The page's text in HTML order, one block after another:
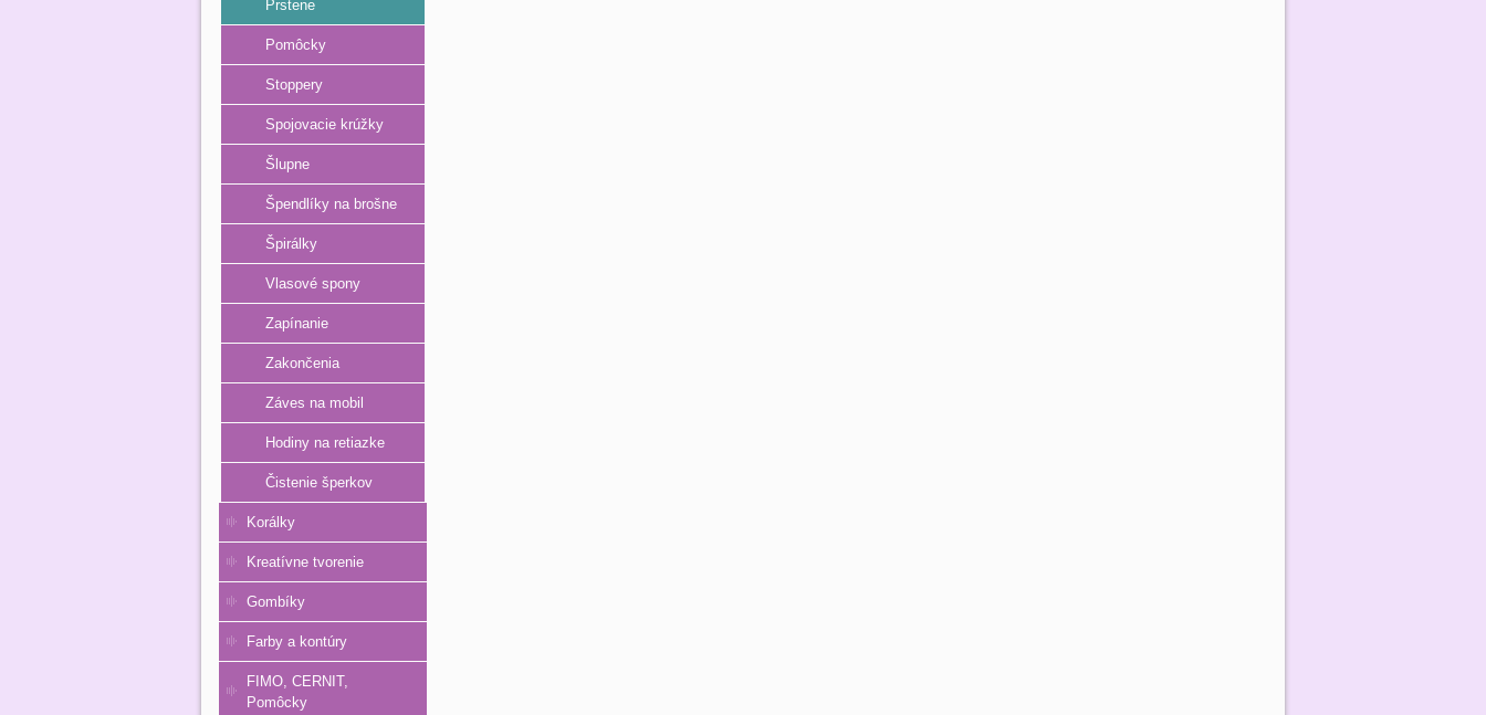
Prstene
Pomôcky
Stoppery
Spojovacie krúžky
Šlupne
Špendlíky na brošne
Špirálky
Vlasové spony
Zapínanie
Zakončenia
Záves na mobil
Hodiny na retiazke
Čistenie šperkov
Korálky
Kreatívne tvorenie
Gombíky
Farby a kontúry
FIMO, CERNIT,
Pomôcky